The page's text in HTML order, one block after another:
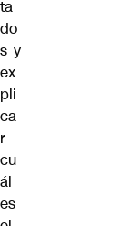
ta
do
s y
ex
pli
ca
r
cu
ál
es